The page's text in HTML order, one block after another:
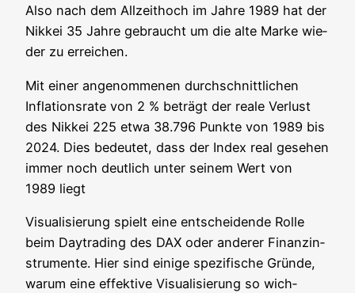
Also nach dem All­zeit­hoch im Jah­re 1989 hat der
Nik­kei 35 Jah­re gebraucht um die alte Mar­ke wie­
der zu erreichen.
Mit einer ange­nom­me­nen durch­schnitt­li­chen
Infla­ti­ons­ra­te von 2 % beträgt der rea­le Ver­lust
des Nik­kei 225 etwa 38.796 Punk­te von 1989 bis
2024. Dies bedeu­tet, dass der Index real gese­hen
immer noch deut­lich unter sei­nem Wert von
1989 liegt
Visua­li­sie­rung spielt eine ent­schei­den­de Rol­le
beim Day­tra­ding des DAX oder ande­rer Finanz­in­
stru­men­te. Hier sind eini­ge spe­zi­fi­sche Grün­de,
war­um eine effek­ti­ve Visua­li­sie­rung so wich­